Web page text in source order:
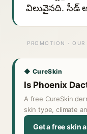
విలువైనది. సీడ్
PROMOTION ·
◆ CureSkin
Is Phoenix
A free CureSkin
skin type, climate
Get a free skin